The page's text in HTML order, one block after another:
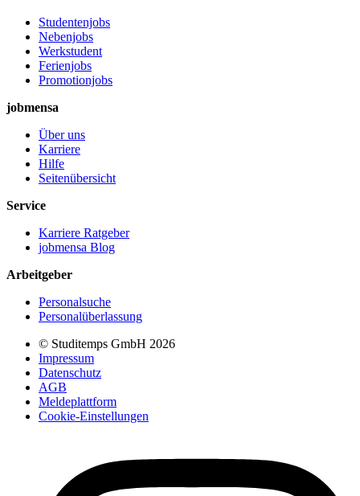
Studentenjobs
Nebenjobs
Werkstudent
Ferienjobs
Promotionjobs
jobmensa
Über uns
Karriere
Hilfe
Seitenübersicht
Service
Karriere Ratgeber
jobmensa Blog
Arbeitgeber
Personalsuche
Personalüberlassung
© Studitemps GmbH 2026
Impressum
Datenschutz
AGB
Meldeplattform
Cookie-Einstellungen